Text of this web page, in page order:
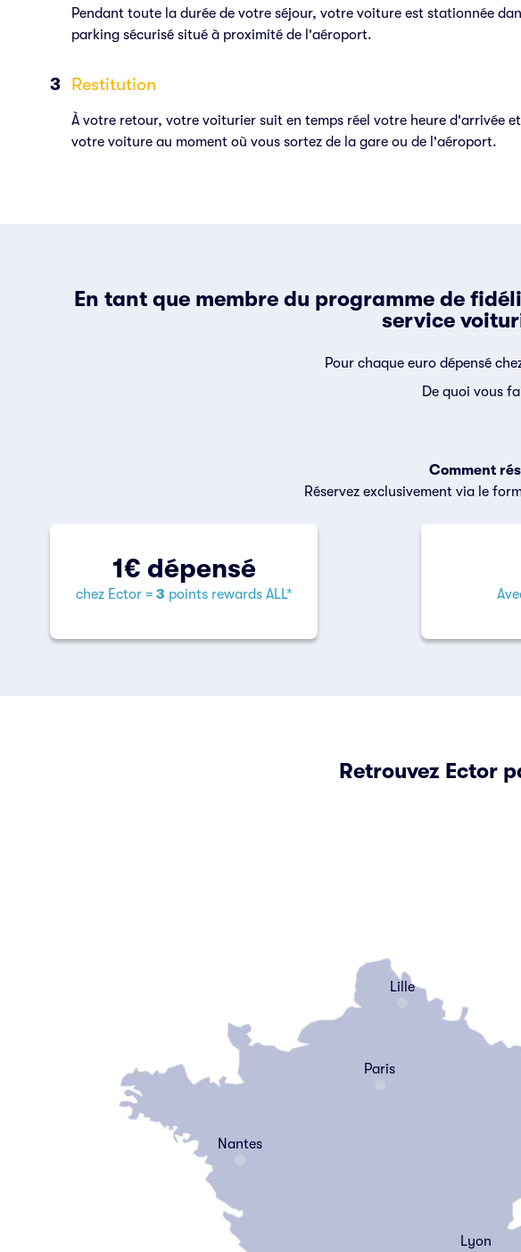
Pendant toute la durée de votre séjour, votre voiture est stationnée
parking sécurisé situé à proximité de l'aéroport.
Restitution
À votre retour, votre voiturier suit en temps réel votre heure d'arrivée
votre voiture au moment où vous sortez de la gare ou de l'aéroport.
En tant que membre du programme de
service
Pour chaque euro dépensé
De quoi vous
Comment
Réservez exclusivement via le
1€ dépensé
chez Ector = 3 points rewards ALL*
Retrouvez Ector
Paris
Lyon
Nantes
Lille